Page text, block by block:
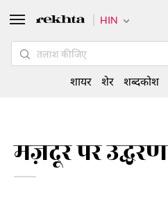
मज़दूर पर उद्धरण
HIN
शायर शेर शब्दकोश